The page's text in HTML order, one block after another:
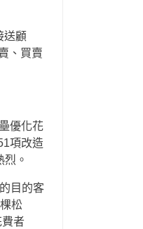
送顧
、買賣
優化花
項改造
。
目的客
松
者